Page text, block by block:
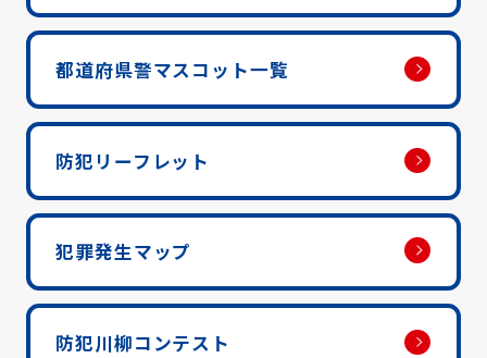
都道府県警マスコット一覧
防犯リーフレット
犯罪発生マップ
防犯川柳コンテスト